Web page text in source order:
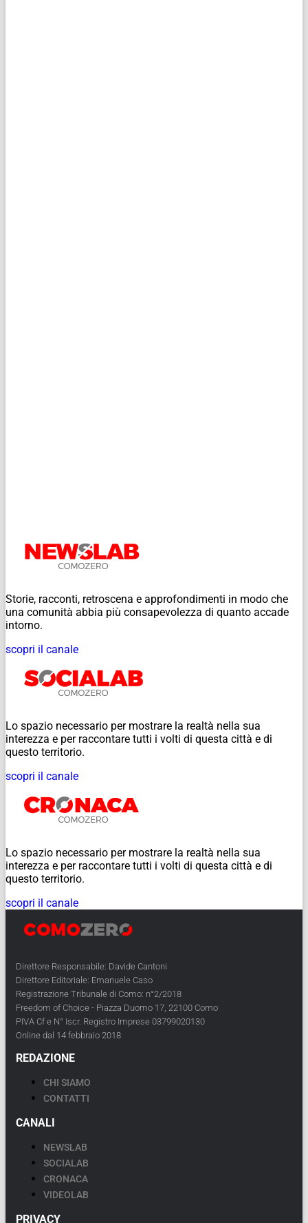
Storie, racconti, retroscena e approfondimenti in modo che
una comunità abbia più consapevolezza di quanto accade
intorno.
scopri il canale
Lo spazio necessario per mostrare la realtà nella sua
interezza e per raccontare tutti i volti di questa città e di
questo territorio.
scopri il canale
Lo spazio necessario per mostrare la realtà nella sua
interezza e per raccontare tutti i volti di questa città e di
questo territorio.
scopri il canale
Direttore Responsabile: Davide Cantoni
Direttore Editoriale: Emanuele Caso
Registrazione Tribunale di Como: n°2/2018
Freedom of Choice - Piazza Duomo 17, 22100 Como
PIVA Cf e N° Iscr. Registro Imprese 03799020130
Online dal 14 febbraio 2018
REDAZIONE
CHI SIAMO
CONTATTI
CANALI
NEWSLAB
SOCIALAB
CRONACA
VIDEOLAB
PRIVACY